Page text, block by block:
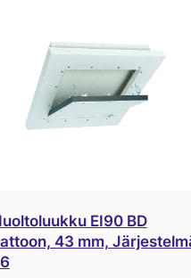
EI90 BD
43 mm,